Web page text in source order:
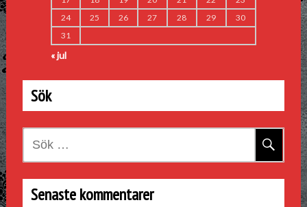
24
25 26 27 28 29
30
31
« jul
Sök
Senaste kommentarer